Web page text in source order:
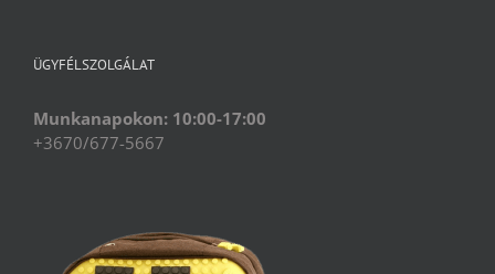
ÜGYFÉLSZOLGÁLAT
Munkanapokon: 10:00-17:00
+3670/677-5667